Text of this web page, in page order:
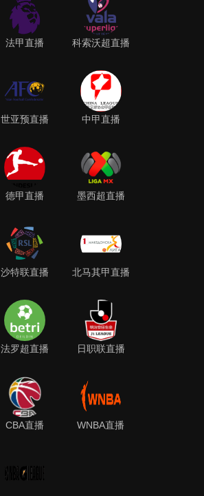
法甲直播 科索沃超直播
世亚预直播 中甲直播
德甲直播 墨西超直播
沙特联直播 北马其甲直播
法罗超直播 日职联直播
CBA直播 WNBA直播